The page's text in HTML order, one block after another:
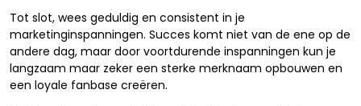
Tot slot, wees geduldig en consistent in je
marketinginspanningen. Succes komt niet van de ene op de
andere dag, maar door voortdurende inspanningen kun je
langzaam maar zeker een sterke merknaam opbouwen en
een loyale fanbase creëren.